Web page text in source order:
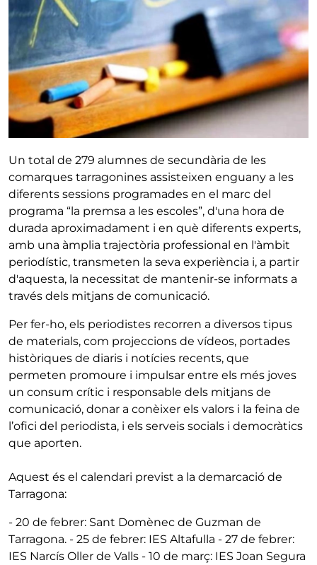
Un total de 279 alumnes de secundària de les
comarques tarragonines assisteixen enguany a les
diferents sessions programades en el marc del
programa “la premsa a les escoles”, d'una hora de
durada aproximadament i en què diferents experts,
amb una àmplia trajectòria professional en l'àmbit
periodístic, transmeten la seva experiència i, a partir
d'aquesta, la necessitat de mantenir-se informats a
través dels mitjans de comunicació.
Per fer-ho, els periodistes recorren a diversos tipus
de materials, com projeccions de vídeos, portades
històriques de diaris i notícies recents, que
permeten promoure i impulsar entre els més joves
un consum crític i responsable dels mitjans de
comunicació, donar a conèixer els valors i la feina de
l’ofici del periodista, i els serveis socials i democràtics
que aporten.
Aquest és el calendari previst a la demarcació de
Tarragona:
- 20 de febrer: Sant Domènec de Guzman de
Tarragona. - 25 de febrer: IES Altafulla - 27 de febrer:
IES Narcís Oller de Valls - 10 de març: IES Joan Segura